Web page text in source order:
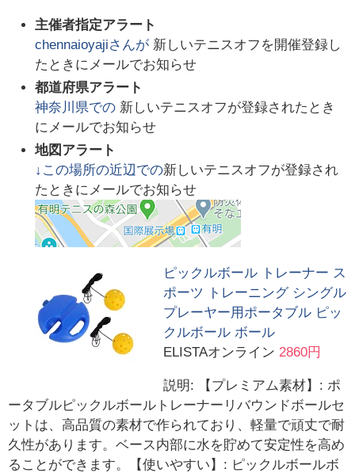
主催者指定アラート
chennaioyajiさんが 新しいテニスオフを開催登録し
たときにメールでお知らせ
都道府県アラート
神奈川県での 新しいテニスオフが登録されたとき
にメールでお知らせ
地図アラート
↓この場所の近辺での新しいテニスオフが登録され
たときにメールでお知らせ
ピックルボール トレーナー ス
ポーツ トレーニング シングル
プレーヤー用ポータブル ピッ
クルボール ボール
ELISTAオンライン 2860円
説明: 【プレミアム素材】: ポ
ータブルピックルボールトレーナーリバウンドボールセ
ットは、高品質の素材で作られており、軽量で頑丈で耐
久性があります。ベース内部に水を貯めて安定性を高め
ることができます。【使いやすい】: ピックルボールボ